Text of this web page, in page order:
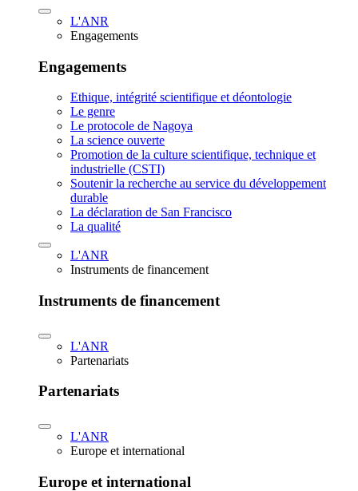
L'ANR
Engagements
Engagements
Ethique, intégrité scientifique et déontologie
Le genre
Le protocole de Nagoya
La science ouverte
Promotion de la culture scientifique, technique et
industrielle (CSTI)
Soutenir la recherche au service du développement
durable
La déclaration de San Francisco
La qualité
L'ANR
Instruments de financement
Instruments de financement
L'ANR
Partenariats
Partenariats
L'ANR
Europe et international
Europe et international